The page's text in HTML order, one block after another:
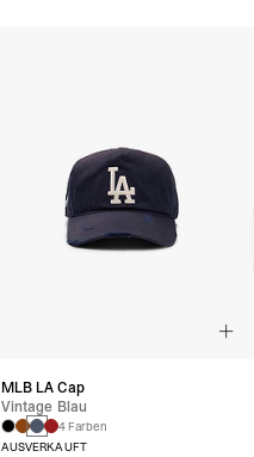
MLB LA Cap
Vintage Blau
4 Farben
AUSVERKAUFT